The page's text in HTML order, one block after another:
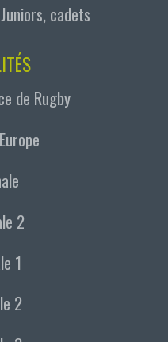
cadets
de Rugby
2
1
2